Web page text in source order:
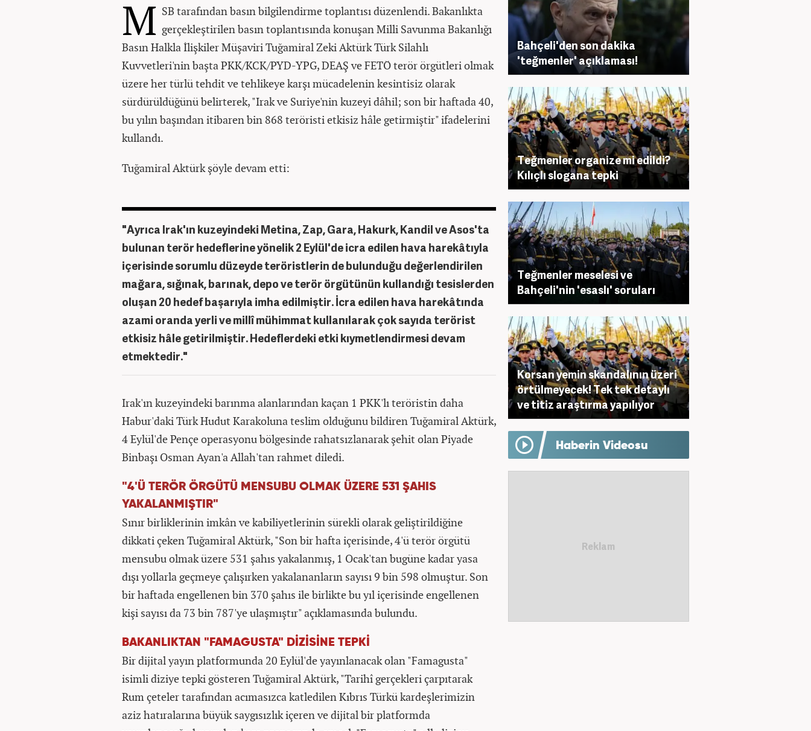
M SB tarafından basın bilgilendirme toplantısı düzenlendi. Bakanlıkta
gerçekleştirilen basın toplantısında konuşan Milli Savunma Bakanlığı
Basın Halkla İlişkiler Müşaviri Tuğamiral Zeki Aktürk Türk Silahlı
Kuvvetleri'nin başta PKK/KCK/PYD-YPG, DEAŞ ve FETÖ terör örgütleri olmak
üzere her türlü tehdit ve tehlikeye karşı mücadelenin kesintisiz olarak
sürdürüldüğünü belirterek, "Irak ve Suriye'nin kuzeyi dâhil; son bir haftada 40,
bu yılın başından itibaren bin 868 teröristi etkisiz hâle getirmiştir" ifadelerini
kullandı.
Tuğamiral Aktürk şöyle devam etti:
"Ayrıca Irak'ın kuzeyindeki Metina, Zap, Gara, Hakurk, Kandil ve Asos'ta
bulunan terör hedeflerine yönelik 2 Eylül'de icra edilen hava harekâtıyla
içerisinde sorumlu düzeyde teröristlerin de bulunduğu değerlendirilen
mağara, sığınak, barınak, depo ve terör örgütünün kullandığı tesislerden
oluşan 20 hedef başarıyla imha edilmiştir. İcra edilen hava harekâtında
azami oranda yerli ve millî mühimmat kullanılarak çok sayıda terörist
etkisiz hâle getirilmiştir. Hedeflerdeki etki kıymetlendirmesi devam
etmektedir."
Irak'ın kuzeyindeki barınma alanlarından kaçan 1 PKK'lı teröristin daha
Habur'daki Türk Hudut Karakoluna teslim olduğunu bildiren Tuğamiral Aktürk,
4 Eylül'de Pençe operasyonu bölgesinde rahatsızlanarak şehit olan Piyade
Binbaşı Osman Ayan'a Allah'tan rahmet diledi.
"4'Ü TERÖR ÖRGÜTÜ MENSUBU OLMAK ÜZERE 531 ŞAHIS
YAKALANMIŞTIR"
Sınır birliklerinin imkân ve kabiliyetlerinin sürekli olarak geliştirildiğine
dikkati çeken Tuğamiral Aktürk, "Son bir hafta içerisinde, 4'ü terör örgütü
mensubu olmak üzere 531 şahıs yakalanmış, 1 Ocak'tan bugüne kadar yasa
dışı yollarla geçmeye çalışırken yakalananların sayısı 9 bin 598 olmuştur. Son
bir haftada engellenen bin 370 şahıs ile birlikte bu yıl içerisinde engellenen
kişi sayısı da 73 bin 787'ye ulaşmıştır" açıklamasında bulundu.
BAKANLIKTAN "FAMAGUSTA" DİZİSİNE TEPKİ
Bir dijital yayın platformunda 20 Eylül'de yayınlanacak olan "Famagusta"
isimli diziye tepki gösteren Tuğamiral Aktürk, "Tarihî gerçekleri çarpıtarak
Rum çeteler tarafından acımasızca katledilen Kıbrıs Türkü kardeşlerimizin
aziz hatıralarına büyük saygısızlık içeren ve dijital bir platformda
Bahçeli'den son dakika
'teğmenler' açıklaması!
Teğmenler organize mi edildi?
Kılıçlı slogana tepki
Teğmenler meselesi ve
Bahçeli'nin 'esaslı' soruları
Korsan yemin skandalının üzeri
örtülmeyecek! Tek tek detaylı
ve titiz araştırma yapılıyor
Haberin Videosu